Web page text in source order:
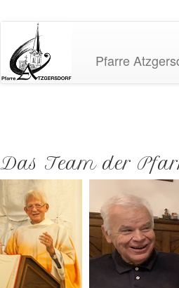
Pfarre
Das Team der